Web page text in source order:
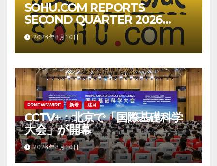
SOHU.COM REPORTS
SECOND QUARTER 2026
UNAUDITED FINANCIAL
RESULTS
2026年8月10日
PRNEWSWIRE 新着 注目
CCTV+：北京で「国際基礎科学
大会」が開幕
2026年8月10日